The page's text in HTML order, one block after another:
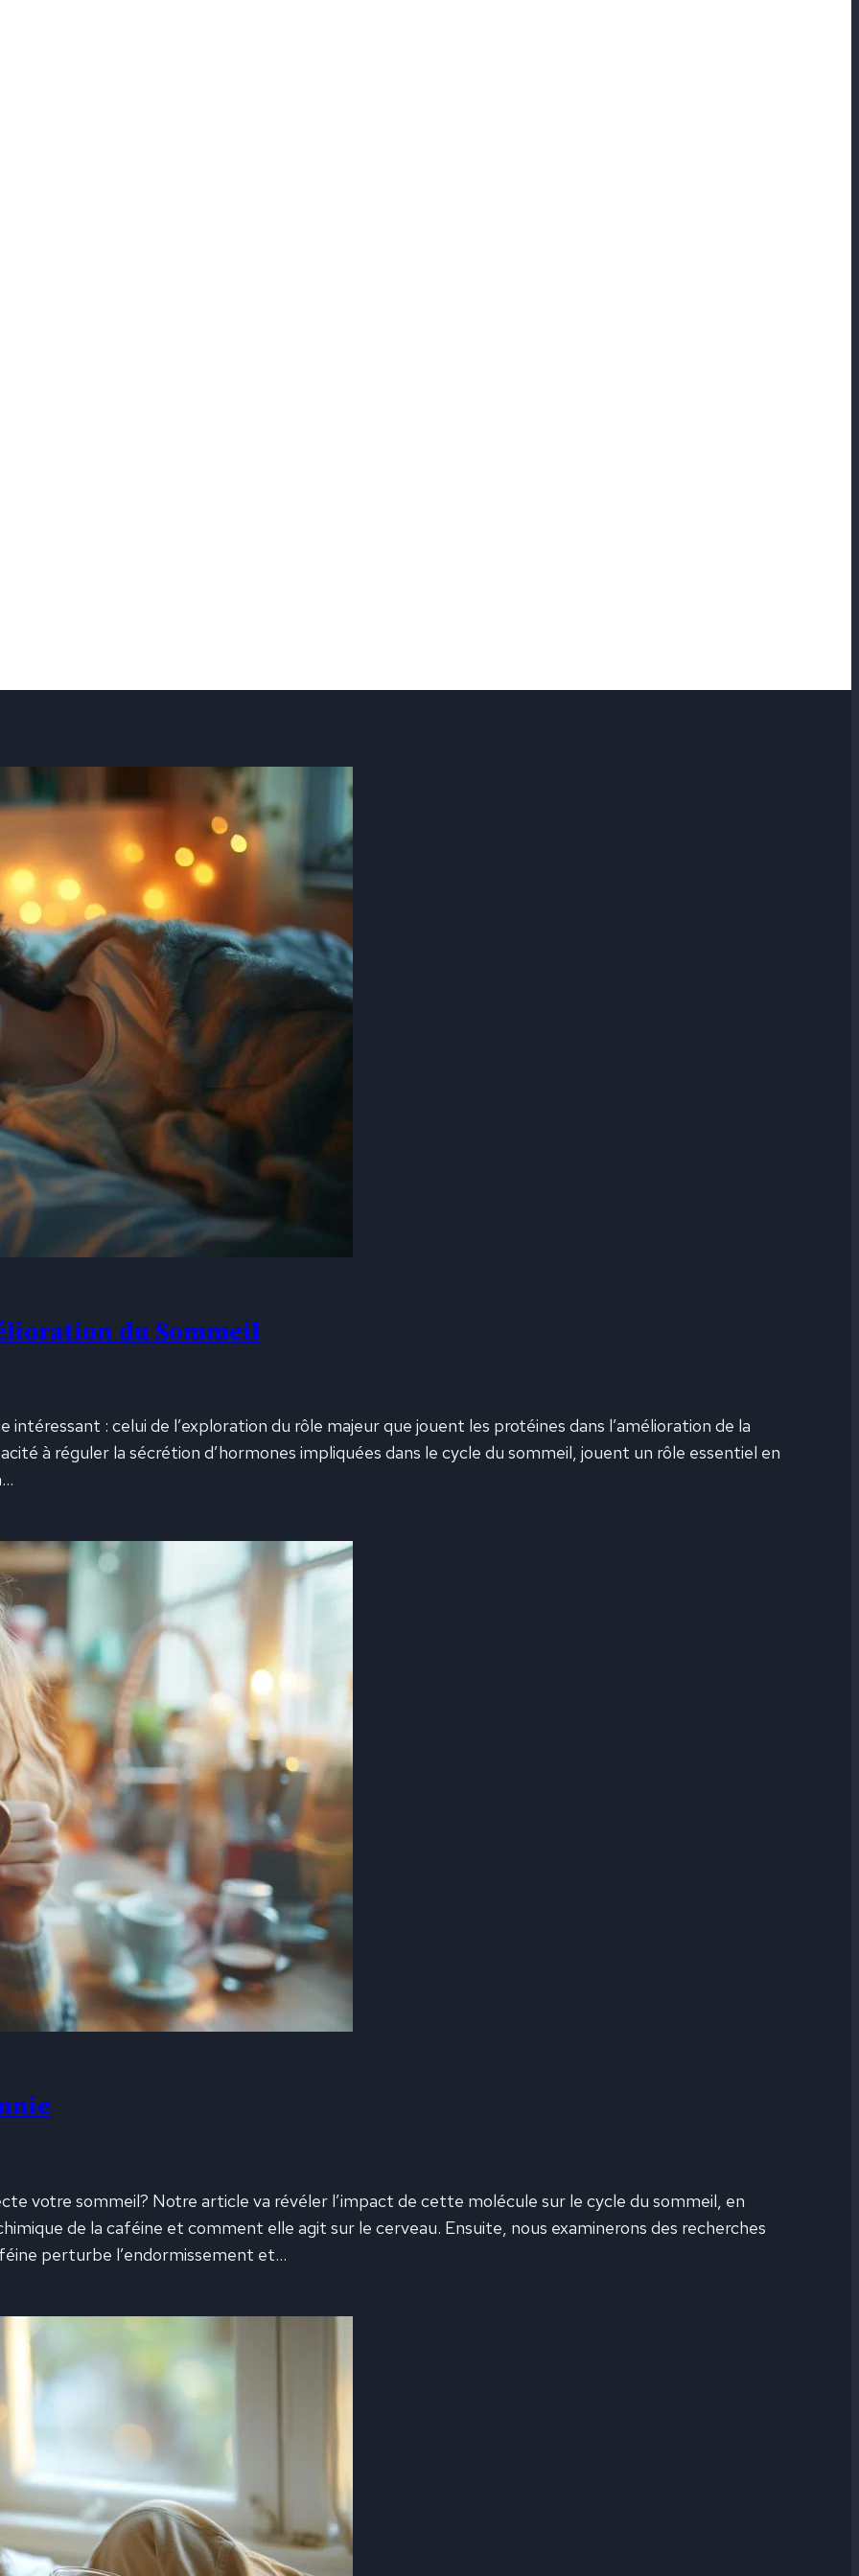
du Sommeil
: celui de l’exploration du rôle majeur que jouent les protéines dans l’amélioration de la
à réguler la sécrétion d’hormones impliquées dans le cycle du sommeil, jouent un rôle essentiel en
votre sommeil? Notre article va révéler l’impact de cette molécule sur le cycle du sommeil, en
de la caféine et comment elle agit sur le cerveau. Ensuite, nous examinerons des recherches
perturbe l’endormissement et…